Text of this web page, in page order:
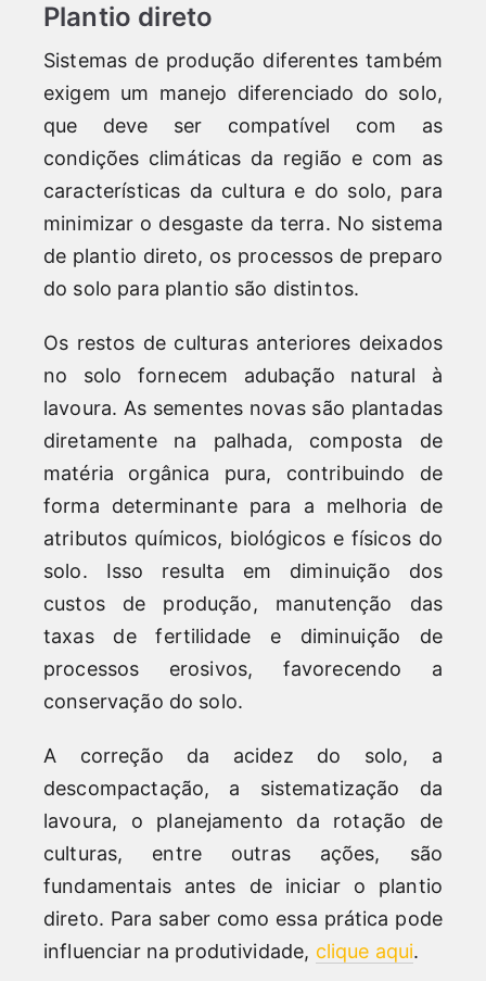
Plantio direto
Sistemas de produção diferentes também
exigem um manejo diferenciado do solo,
que deve ser compatível com as
condições climáticas da região e com as
características da cultura e do solo, para
minimizar o desgaste da terra. No sistema
de plantio direto, os processos de preparo
do solo para plantio são distintos.
Os restos de culturas anteriores deixados
no solo fornecem adubação natural à
lavoura. As sementes novas são plantadas
diretamente na palhada, composta de
matéria orgânica pura, contribuindo de
forma determinante para a melhoria de
atributos químicos, biológicos e físicos do
solo. Isso resulta em diminuição dos
custos de produção, manutenção das
taxas de fertilidade e diminuição de
processos erosivos, favorecendo a
conservação do solo.
A correção da acidez do solo, a
descompactação, a sistematização da
lavoura, o planejamento da rotação de
culturas, entre outras ações, são
fundamentais antes de iniciar o plantio
direto. Para saber como essa prática pode
influenciar na produtividade, clique aqui.